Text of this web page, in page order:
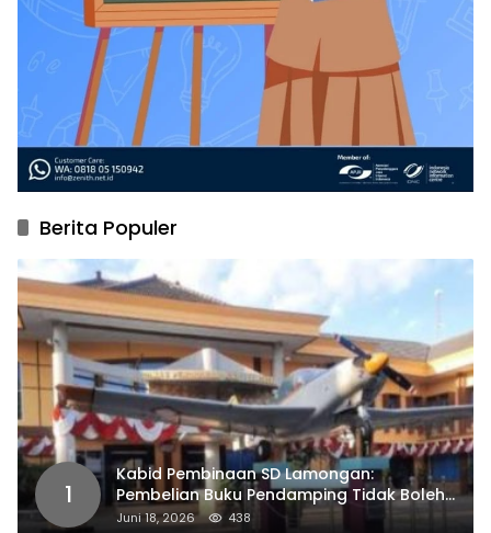
Berita Populer
1
Kabid Pembinaan SD Lamongan:
Pembelian Buku Pendamping Tidak Boleh
Dipaksakan
Juni 18, 2026 438